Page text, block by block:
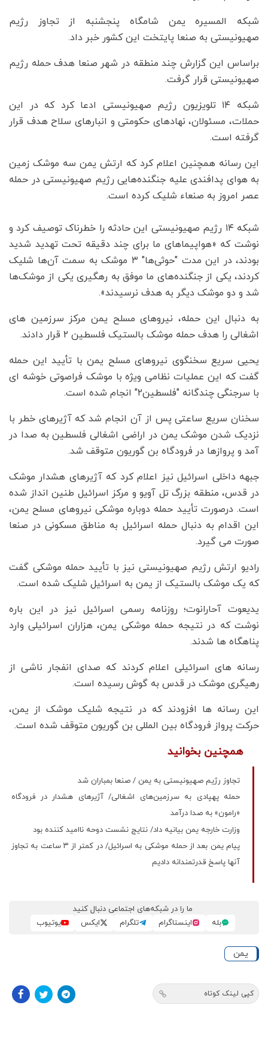
شبکه المسیره یمن شامگاه پنجشنبه از تجاوز رژیم
صهیونیستی به صنعا پایتخت این کشور خبر داد.
براساس این گزارش چند منطقه در شهر صنعا هدف حمله رژیم
صهیونیستی قرار گرفت.
شبکه ۱۴ تلویزیون رژیم صهیونیستی ادعا کرد که در این
حملات، مسئولان، نهادهای حکومتی و انبارهای سلاح هدف قرار
گرفته است.
این رسانه همچنین اعلام کرد که ارتش یمن سه موشک زمین
به هوای پدافندی علیه جنگنده‌هایی رژیم صهیونیستی در حمله
عصر امروز به صنعاء شلیک کرده است.
شبکه ۱۴ رژیم صهیونیستی این حادثه را خطرناک توصیف کرد و
نوشت که «هواپیماهای ما برای چند دقیقه تحت تهدید شدید
بودند، در این مدت "حوثی‌ها" ۳ موشک به سمت آن‌ها شلیک
کردند، یکی از جنگنده‌های ما موفق به رهگیری یکی از موشک‌ها
شد و دو موشک دیگر به هدف نرسیدند».
به دنبال این حمله، نیروهای مسلح یمن مرکز سرزمین های
اشغالی را هدف حمله موشک بالستیک فلسطین ۲ قرار دادند.
یحیی سریع سخنگوی نیروهای مسلح یمن با تأیید این حمله
گفت که این عملیات نظامی ویژه با موشک فراصوتی خوشه ای
با سرجنگی چندگانه "فلسطین۲" انجام شده است.
سخنان سریع ساعتی پس از آن انجام شد که آژیرهای خطر با
نزدیک شدن موشک یمن در اراضی اشغالی فلسطین به صدا در
آمد و پروازها در فرودگاه بن گوریون متوقف شد.
جبهه داخلی اسرائیل نیز اعلام کرد که آژیرهای هشدار موشک
در قدس، منطقه بزرگ تل آویو و مرکز اسرائیل طنین انداز شده
است. درصورت تأیید حمله دوباره موشکی نیروهای مسلح یمن،
این اقدام به دنبال حمله اسرائیل به مناطق مسکونی در صنعا
صورت می گیرد.
رادیو ارتش رژیم صهیونیستی نیز با تأیید حمله موشکی گفت
که یک موشک بالستیک از یمن به اسرائیل شلیک شده است.
یدیعوت آحارانوت؛ روزنامه رسمی اسرائیل نیز در این باره
نوشت که در نتیجه حمله موشکی یمن، هزاران اسرائیلی وارد
پناهگاه ها شدند.
رسانه های اسرائیلی اعلام کردند که صدای انفجار ناشی از
رهیگری موشک در قدس به گوش رسیده است.
این رسانه ها افزودند که در نتیجه شلیک موشک از یمن،
حرکت پرواز فرودگاه بین المللی بن گوریون متوقف شده است.
همچنین بخوانید
تجاوز رژیم صهیونیستی به یمن / صنعا بمباران شد
حمله پهپادی به سرزمین‌های اشغالی/ آژیرهای هشدار در فرودگاه
«رامون» به صدا درآمد
وزارت خارجه یمن بیانیه داد/ نتایج نشست دوحه ناامید کننده بود
پیام یمن بعد از حمله موشکی به اسرائیل/ در کمتر از ۳ ساعت به تجاوز
آنها پاسخ قدرتمندانه دادیم
ما را در شبکه‌های اجتماعی دنبال کنید
بله
اینستاگرام تلگرام ایکس یوتیوب
یمن
کپی لینک کوتاه